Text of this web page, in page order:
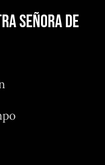
Señora de